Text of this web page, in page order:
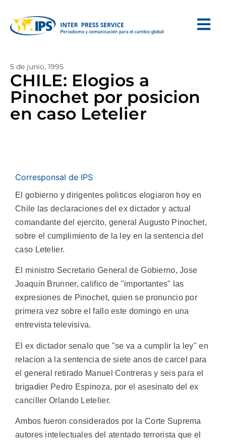
5 de junio, 1995
CHILE: Elogios a
Pinochet por posicion
en caso Letelier
Corresponsal de IPS
El gobierno y dirigentes politicos elogiaron hoy en
Chile las declaraciones del ex dictador y actual
comandante del ejercito, general Augusto Pinochet,
sobre el cumplimiento de la ley en la sentencia del
caso Letelier.
El ministro Secretario General de Gobierno, Jose
Joaquin Brunner, califico de "importantes" las
expresiones de Pinochet, quien se pronuncio por
primera vez sobre el fallo este domingo en una
entrevista televisiva.
El ex dictador senalo que "se va a cumplir la ley" en
relacion a la sentencia de siete anos de carcel para
el general retirado Manuel Contreras y seis para el
brigadier Pedro Espinoza, por el asesinato del ex
canciller Orlando Letelier.
Ambos fueron considerados por la Corte Suprema
autores intelectuales del atentado terrorista que el